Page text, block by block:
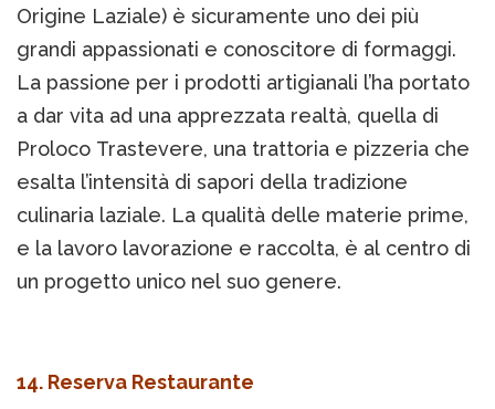
Origine Laziale) è sicuramente uno dei più
grandi appassionati e conoscitore di formaggi.
La passione per i prodotti artigianali l’ha portato
a dar vita ad una apprezzata realtà, quella di
Proloco Trastevere, una trattoria e pizzeria che
esalta l’intensità di sapori della tradizione
culinaria laziale. La qualità delle materie prime,
e la lavoro lavorazione e raccolta, è al centro di
un progetto unico nel suo genere.
14. Reserva Restaurante